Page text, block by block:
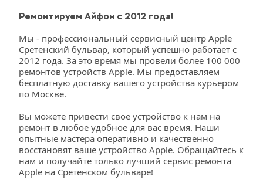
Ремонтируем Айфон с 2012 года!
Мы - профессиональный сервисный центр Apple
Сретенский бульвар, который успешно работает с
2012 года. За это время мы провели более 100 000
ремонтов устройств Apple. Мы предоставляем
бесплатную доставку вашего устройства курьером
по Москве.
Вы можете привести свое устройство к нам на
ремонт в любое удобное для вас время. Наши
опытные мастера оперативно и качественно
восстановят ваше устройство Apple. Обращайтесь к
нам и получайте только лучший сервис ремонта
Apple на Сретенском бульваре!